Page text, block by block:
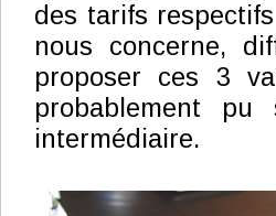
des tarifs
nous concerne,
proposer ces 3
probablement
intermédiaire.